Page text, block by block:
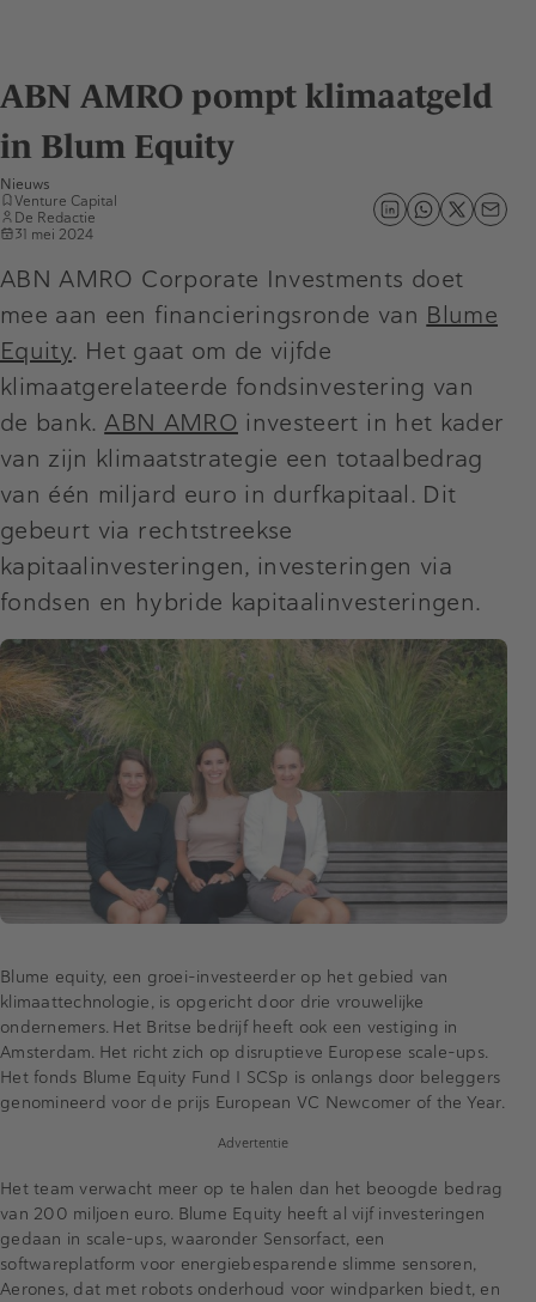
ABN AMRO pompt klimaatgeld
in Blum Equity
Nieuws
Venture Capital
De Redactie
31 mei 2024
ABN AMRO Corporate Investments doet
mee aan een financieringsronde van Blume
Equity. Het gaat om de vijfde
klimaatgerelateerde fondsinvestering van
de bank.ABN AMRO investeert in het kader
van zijn klimaatstrategie een totaalbedrag
van één miljard euro in durfkapitaal. Dit
gebeurt via rechtstreekse
kapitaalinvesteringen, investeringen via
fondsen en hybride kapitaalinvesteringen.
Blume equity, een groei-investeerder op het gebied van
klimaattechnologie, is opgericht door drie vrouwelijke
ondernemers. Het Britse bedrijf heeft ook een vestiging in
Amsterdam. Het richt zich op disruptieve Europese scale-ups.
Het fonds Blume Equity Fund I SCSp is onlangs door beleggers
genomineerd voor de prijs European VC Newcomer of the Year.
Advertentie
Het team verwacht meer op te halen dan het beoogde bedrag
van 200 miljoen euro. Blume Equity heeft al vijf investeringen
gedaan in scale-ups, waaronder Sensorfact, een
softwareplatform voor energiebesparende slimme sensoren,
Aerones, dat met robots onderhoud voor windparken biedt, en